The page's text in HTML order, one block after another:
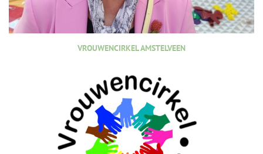
VROUWENCIRKEL AMSTELVEEN